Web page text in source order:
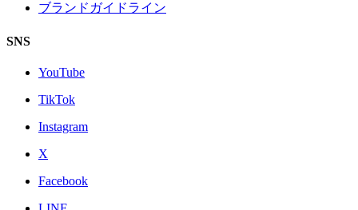
ブランドガイドライン
SNS
YouTube
TikTok
Instagram
X
Facebook